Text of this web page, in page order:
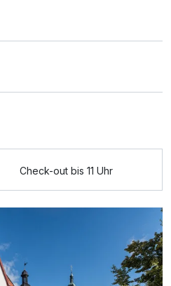
127,50 €
Check-out bis 11 Uhr